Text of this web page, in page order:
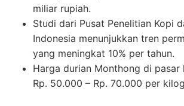
miliar rupiah.
Studi dari Pusat Penelitian Kopi
Indonesia menunjukkan tren
yang meningkat 10% per tahun.
Harga durian Monthong di pasar
Rp. 50.000 – Rp. 70.000 per